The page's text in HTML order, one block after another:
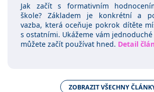
Jak začít s formativním
škole? Základem je konkrétní a
vazba, která oceňuje pokrok dítěte
s ostatními. Ukážeme vám
můžete začít používat hned. Detail
ZOBRAZIT VŠECHNY